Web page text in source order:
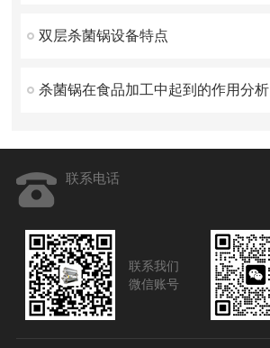
双层杀菌锅设备特点
杀菌锅在食品加工中起到的作用分析
联系电话
联系我们
微信账号